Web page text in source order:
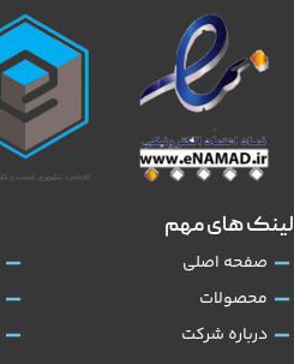
لینک های مهم
صفحه اصلی
محصولات
درباره شرکت